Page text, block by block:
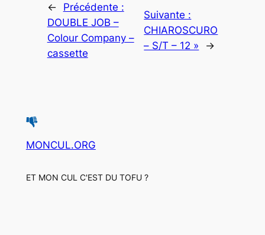
←
Précédente :
DOUBLE JOB –
Colour Company –
cassette
Suivante :
CHIAROSCURO
– S/T – 12 »
→
MONCUL.ORG
ET MON CUL C'EST DU TOFU ?